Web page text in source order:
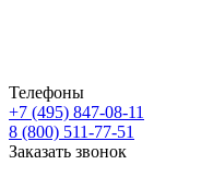
Телефоны
+7 (495) 847-08-11
8 (800) 511-77-51
Заказать звонок